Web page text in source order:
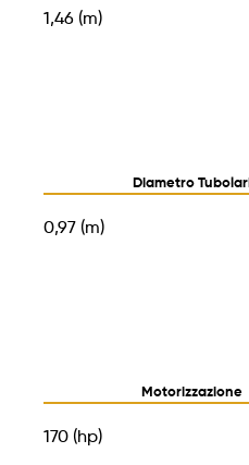
1,46 (m)
Diametro Tubolari
0,97 (m)
Motorizzazione
170 (hp)